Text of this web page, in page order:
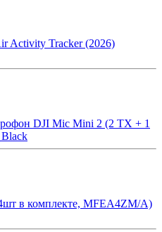
Activity Tracker (2026)
DJI Mic Mini 2 (2 TX + 1
в комплекте, MFEA4ZM/A)